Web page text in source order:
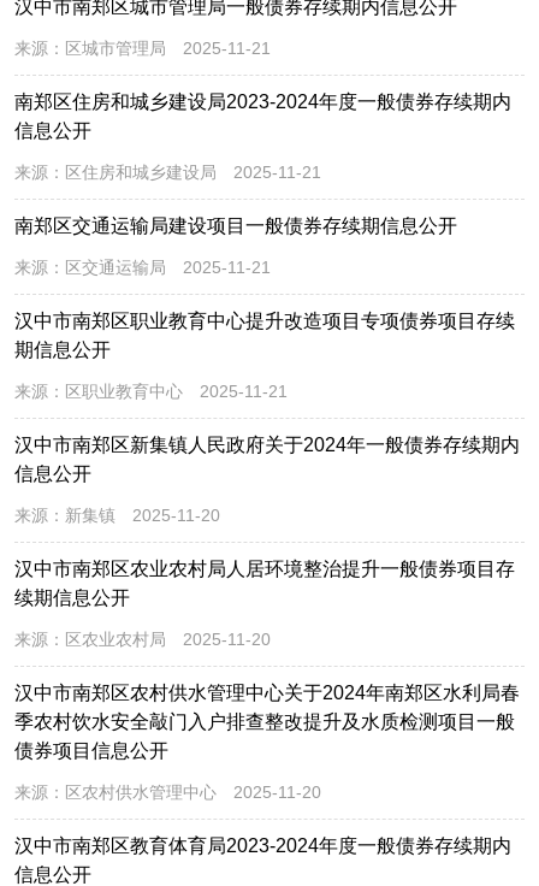
汉中市南郑区城市管理局一般债券存续期内信息公开
来源： 区城市管理局 2025-11-21
南郑区住房和城乡建设局2023-2024年度一般债券存续期内
信息公开
来源： 区住房和城乡建设局 2025-11-21
南郑区交通运输局建设项目一般债券存续期信息公开
来源： 区交通运输局 2025-11-21
汉中市南郑区职业教育中心提升改造项目专项债券项目存续
期信息公开
来源： 区职业教育中心 2025-11-21
汉中市南郑区新集镇人民政府关于2024年一般债券存续期内
信息公开
来源： 新集镇 2025-11-20
汉中市南郑区农业农村局人居环境整治提升一般债券项目存
续期信息公开
来源： 区农业农村局 2025-11-20
汉中市南郑区农村供水管理中心关于2024年南郑区水利局春
季农村饮水安全敲门入户排查整改提升及水质检测项目一般
债券项目信息公开
来源： 区农村供水管理中心 2025-11-20
汉中市南郑区教育体育局2023-2024年度一般债券存续期内
信息公开